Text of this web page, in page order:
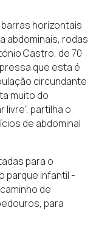
horizontais
abdominais, rodas
Castro, de 70
que esta é
circundante
muito do
partilha o
de abdominal
para o
parque infantil -
de
para